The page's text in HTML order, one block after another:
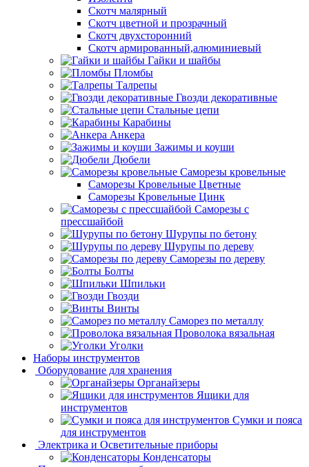
Скотч малярный
Скотч цветной и прозрачный
Скотч двухсторонний
Скотч армированный,алюминиевый
Гайки и шайбы
Пломбы
Талрепы
Гвозди декоративные
Стальные цепи
Карабины
Анкера
Зажимы и коуши
Дюбели
Саморезы кровельные
Саморезы Кровельные Цветные
Саморезы Кровельные Цинк
Саморезы с
прессшайбой
Шурупы по бетону
Шурупы по дереву
Саморезы по дереву
Болты
Шпильки
Гвозди
Винты
Саморез по металлу
Проволока вязальная
Уголки
Наборы инструментов
Оборудование для хранения
Органайзеры
Ящики для
инструментов
Сумки и пояса
для инструментов
Электрика и Осветительные приборы
Конденсаторы